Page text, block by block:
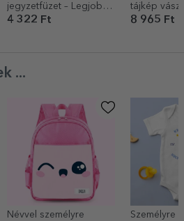
jegyzetfüzet – Legjobb
apa, kék
4 322 Ft
tájkép
fotóval, 46-
8 965 Ft
...
Névvel személyre
Személyre